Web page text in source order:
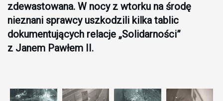
zdewastowana. W nocy z wtorku na środę
nieznani sprawcy uszkodzili kilka tablic
dokumentujących relacje „Solidarności”
z Janem Pawłem II.